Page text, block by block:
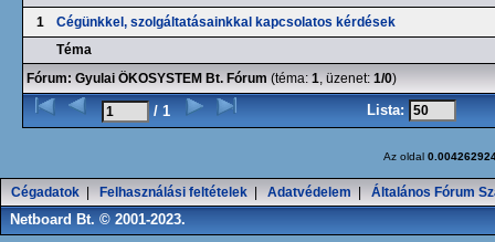
1
Cégünkkel, szolgáltatásainkkal kapcsolatos kérdések
Téma
Fórum: Gyulai ÖKOSYSTEM Bt. Fórum (téma: 1, üzenet: 1/0)
/ 1 Lista:
Az oldal
Cégadatok Felhasználási feltételek Adatvédelem Általános Fórum
Netboard Bt. © 2001-2023.